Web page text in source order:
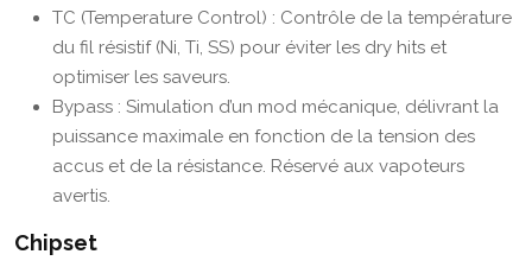
TC (Temperature Control) : Contrôle de la température
du fil résistif (Ni, Ti, SS) pour éviter les dry hits et
optimiser les saveurs.
Bypass : Simulation d’un mod mécanique, délivrant la
puissance maximale en fonction de la tension des
accus et de la résistance. Réservé aux vapoteurs
avertis.
Chipset